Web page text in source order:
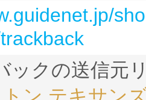
ックの送信元